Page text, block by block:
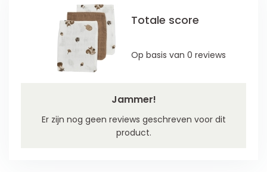
Jammer!
Er zijn nog geen reviews geschreven voor dit
product.
Totale score
Op basis van 0 reviews